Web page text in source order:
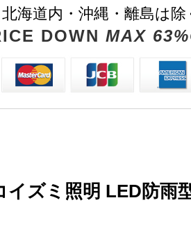
北海道内・沖縄・離島は
DOWN MAX
ズミ照明 LED防雨